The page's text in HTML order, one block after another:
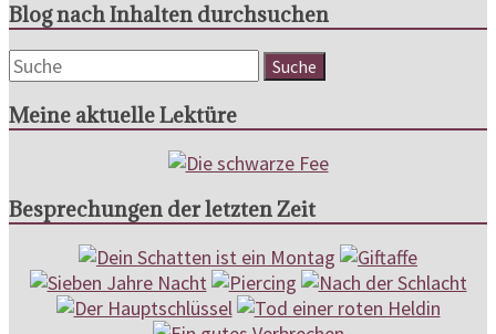
Blog nach Inhalten durchsuchen
Meine aktuelle Lektüre
Besprechungen der letzten Zeit